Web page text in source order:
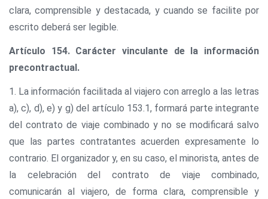
clara, comprensible y destacada, y cuando se facilite por
escrito deberá ser legible.
Artículo 154. Carácter vinculante de la información
precontractual.
1. La información facilitada al viajero con arreglo a las letras
a), c), d), e) y g) del artículo 153.1, formará parte integrante
del contrato de viaje combinado y no se modificará salvo
que las partes contratantes acuerden expresamente lo
contrario. El organizador y, en su caso, el minorista, antes de
la celebración del contrato de viaje combinado,
comunicarán al viajero, de forma clara, comprensible y